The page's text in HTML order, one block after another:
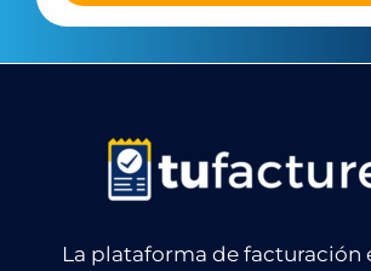
La plataforma de facturación